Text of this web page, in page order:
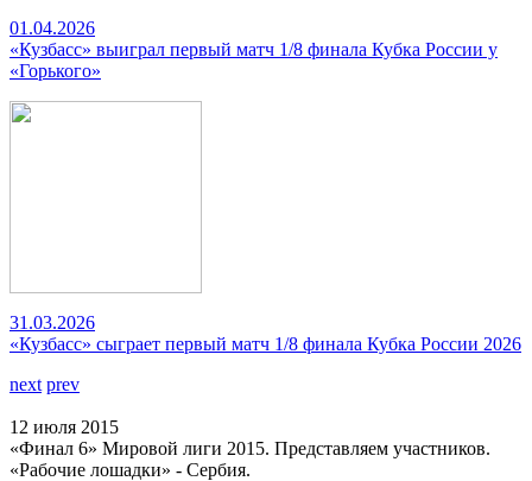
01.04.2026
«Кузбасс» выиграл первый матч 1/8 финала Кубка России у
«Горького»
31.03.2026
«Кузбасс» сыграет первый матч 1/8 финала Кубка России 2026
next prev
12 июля 2015
«Финал 6» Мировой лиги 2015. Представляем участников.
«Рабочие лошадки» - Сербия.